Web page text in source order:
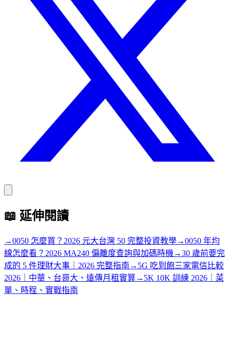
📖 延伸閱讀
→0050 怎麼買？2026 元大台灣 50 完整投資教學→0050 年均
線怎麼看？2026 MA240 偏離度查詢與加碼時機 →30 歲前要完
成的 5 件理財大事｜2026 完整指南 → 5G 吃到飽三家電信比較
2026｜中華、台哥大、遠傳月租實算→ 5K 10K 訓練 2026｜菜
單、時程、實戰指南